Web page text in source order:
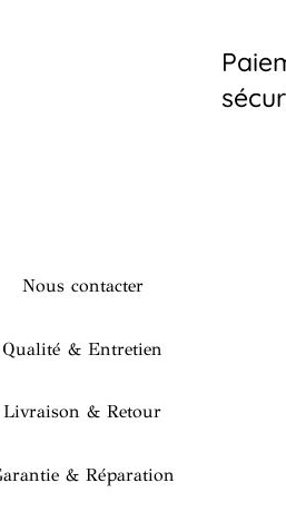
Nous contacter
Qualité & Entretien
Livraison & Retour
& Réparation